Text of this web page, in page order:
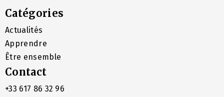
Catégories
Actualités
Apprendre
Être ensemble
Contact
+33 617 86 32 96